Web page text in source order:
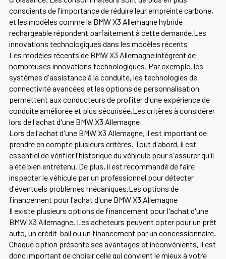
conscients de l'importance de réduire leur empreinte carbone,
et les modèles comme la BMW X3 Allemagne hybride
rechargeable répondent parfaitement à cette demande.Les
innovations technologiques dans les modèles récents
Les modèles récents de BMW X3 Allemagne intègrent de
nombreuses innovations technologiques. Par exemple, les
systèmes d'assistance à la conduite, les technologies de
connectivité avancées et les options de personnalisation
permettent aux conducteurs de profiter d'une expérience de
conduite améliorée et plus sécurisée.Les critères à considérer
lors de l'achat d'une BMW X3 Allemagne
Lors de l'achat d'une BMW X3 Allemagne, il est important de
prendre en compte plusieurs critères. Tout d'abord, il est
essentiel de vérifier l'historique du véhicule pour s'assurer qu'il
a été bien entretenu. De plus, il est recommandé de faire
inspecter le véhicule par un professionnel pour détecter
d'éventuels problèmes mécaniques.Les options de
financement pour l'achat d'une BMW X3 Allemagne
Il existe plusieurs options de financement pour l'achat d'une
BMW X3 Allemagne. Les acheteurs peuvent opter pour un prêt
auto, un crédit-bail ou un financement par un concessionnaire.
Chaque option présente ses avantages et inconvénients, il est
donc important de choisir celle qui convient le mieux à votre